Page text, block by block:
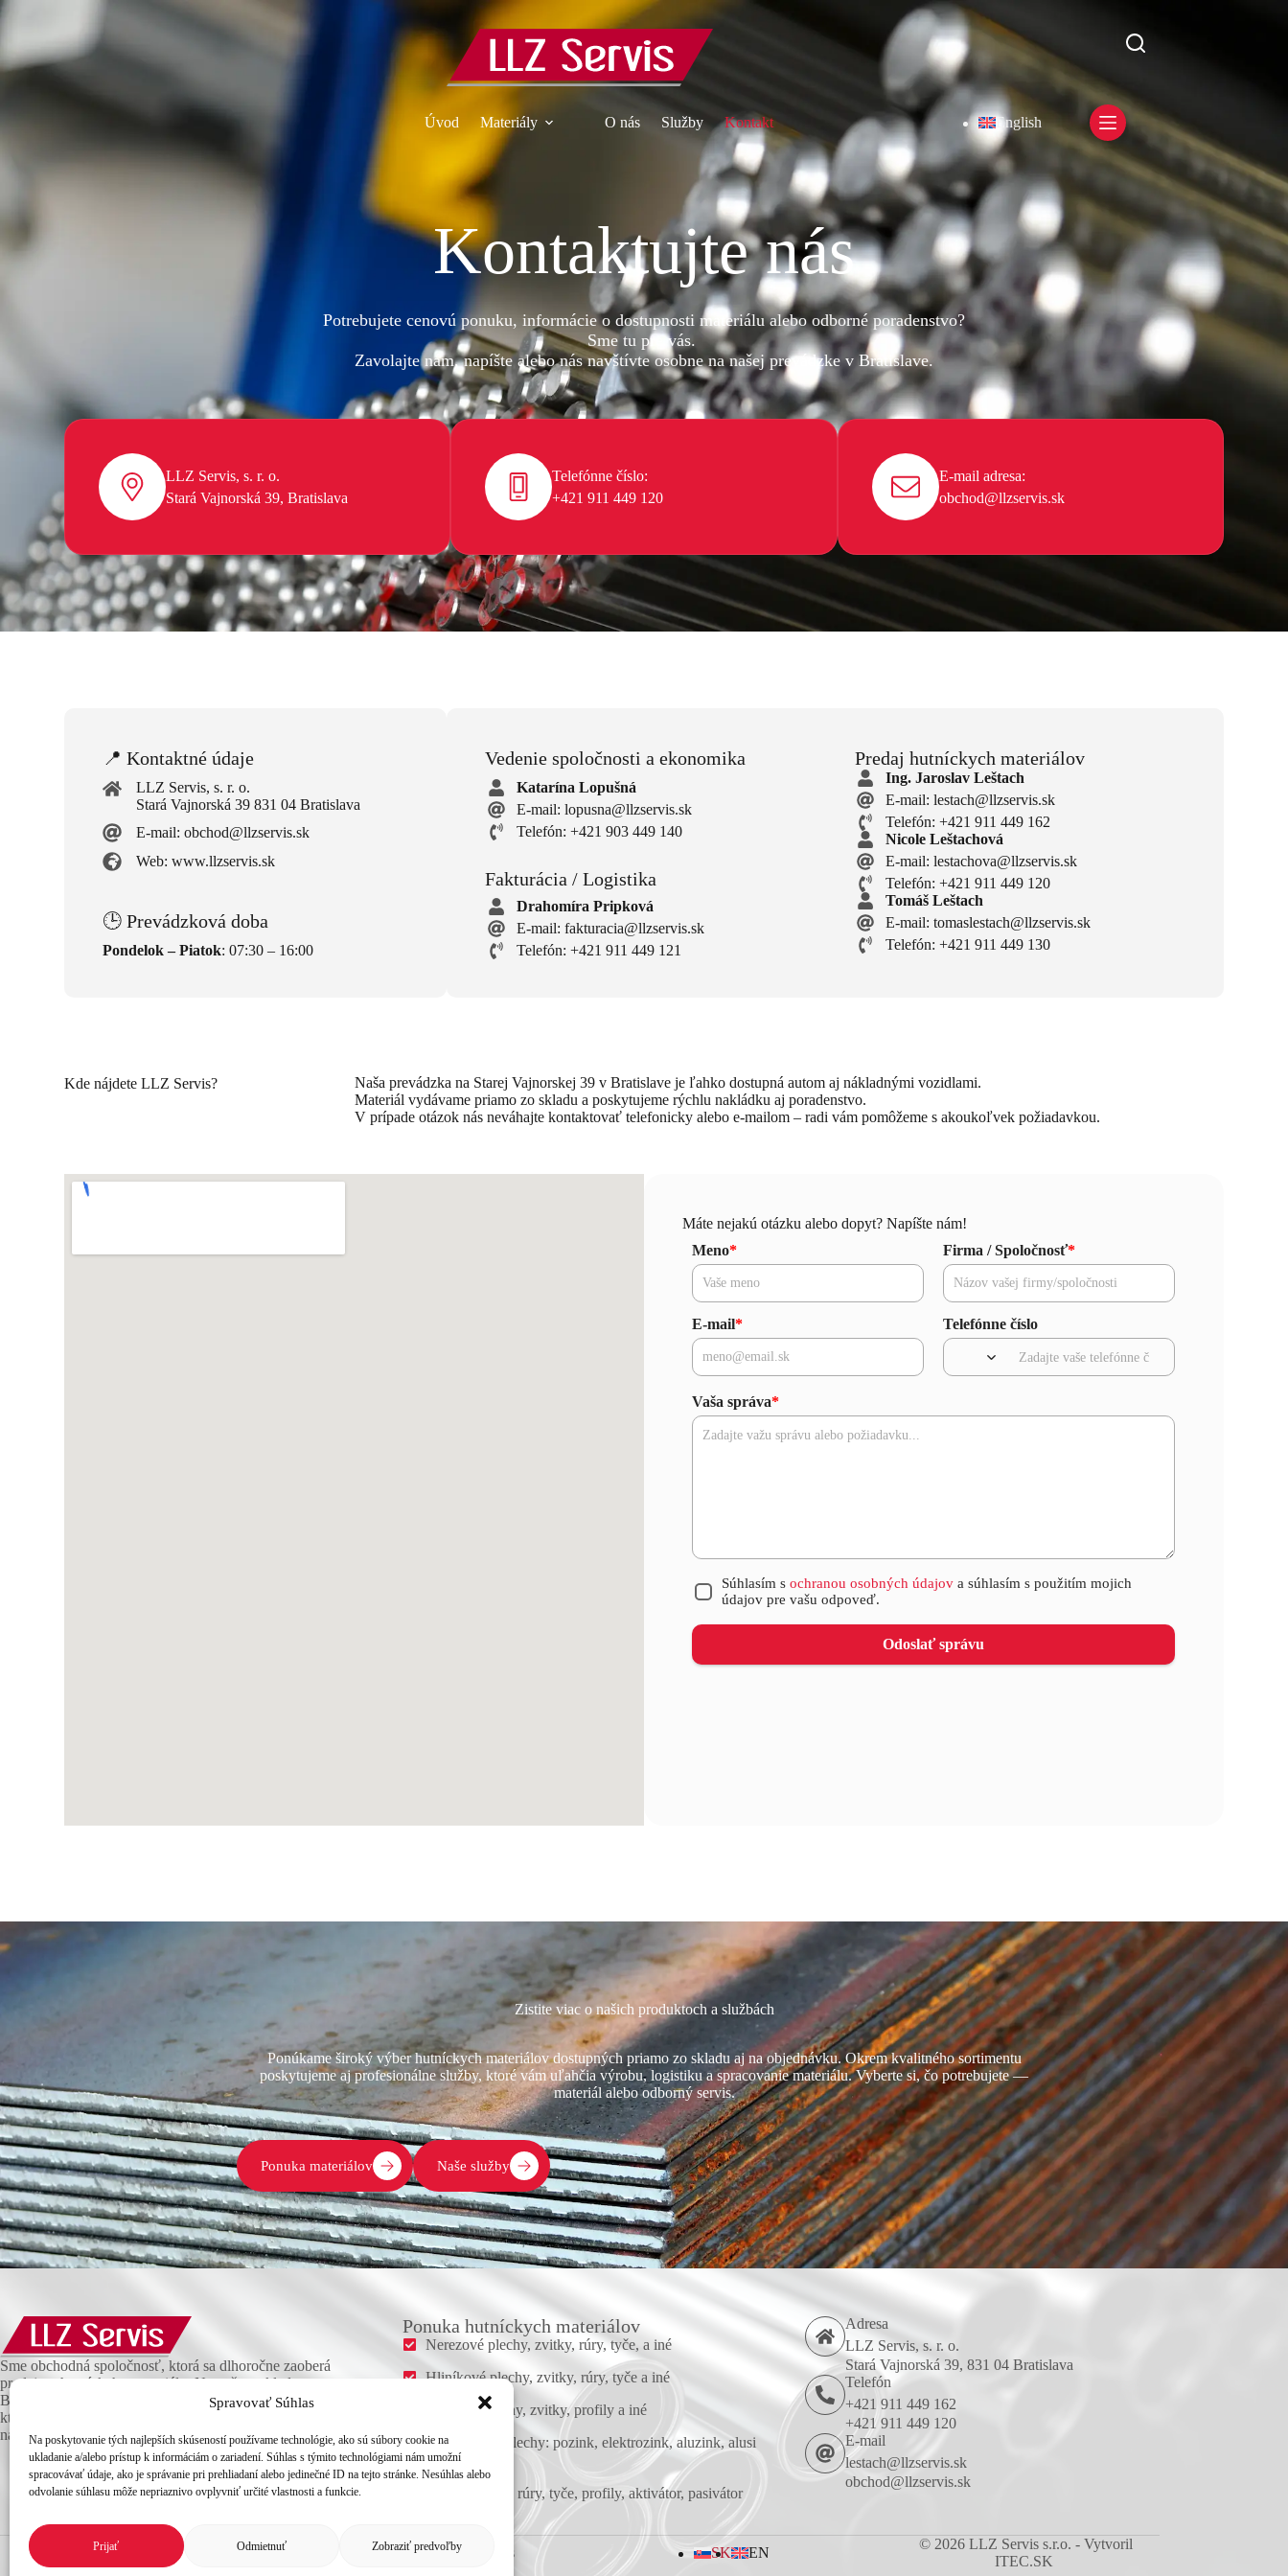
Spravovať Súhlas
Na poskytovanie tých najlepších skúseností používame technológie, ako sú súbory cookie na
ukladanie a/alebo prístup k informáciám o zariadení. Súhlas s týmito technológiami nám umožní
spracovávať údaje, ako je správanie pri prehliadaní alebo jedinečné ID na tejto stránke. Nesúhlas alebo
odvolanie súhlasu môže nepriaznivo ovplyvniť určité vlastnosti a funkcie.
Prijať Odmietnuť Zobraziť predvoľby
Úvod Materiály O nás Služby Kontakt English
Kontaktujte nás
Potrebujete cenovú ponuku, informácie o dostupnosti materiálu alebo odborné poradenstvo?
Sme tu pre vás.
Zavolajte nám, napíšte alebo nás navštívte osobne na našej prevádzke v Bratislave.
LLZ Servis, s. r. o.
Stará Vajnorská 39, Bratislava
Telefónne číslo:
+421 911 449 120
E-mail adresa:
obchod@llzservis.sk
📍 Kontaktné údaje
LLZ Servis, s. r. o.
Stará Vajnorská 39 831 04 Bratislava
E-mail: obchod@llzservis.sk
Web: www.llzservis.sk
🕒 Prevádzková doba
Pondelok – Piatok: 07:30 – 16:00
Vedenie spoločnosti a ekonomika
Katarína Lopušná
E-mail: lopusna@llzservis.sk
Telefón: +421 903 449 140
Fakturácia / Logistika
Drahomíra Pripková
E-mail: fakturacia@llzservis.sk
Telefón: +421 911 449 121
Predaj hutníckych materiálov
Ing. Jaroslav Leštach
E-mail: lestach@llzservis.sk
Telefón: +421 911 449 162
Nicole Leštachová
E-mail: lestachova@llzservis.sk
Telefón: +421 911 449 120
Tomáš Leštach
E-mail: tomaslestach@llzservis.sk
Telefón: +421 911 449 130
Kde nájdete LLZ Servis?
Naša prevádzka na Starej Vajnorskej 39 v Bratislave je ľahko dostupná autom aj nákladnými vozidlami.
Materiál vydávame priamo zo skladu a poskytujeme rýchlu nakládku aj poradenstvo.
V prípade otázok nás neváhajte kontaktovať telefonicky alebo e-mailom – radi vám pomôžeme s akoukoľvek požiadavkou.
Máte nejakú otázku alebo dopyt? Napíšte nám!
Meno* Firma / Spoločnosť*
E-mail* Telefónne číslo
Vaša správa*
Súhlasím s ochranou osobných údajov a súhlasím s použitím mojich
údajov pre vašu odpoveď.
Odoslať správu
Zistite viac o našich produktoch a službách
Ponúkame široký výber hutníckych materiálov dostupných priamo zo skladu aj na objednávku. Okrem kvalitného sortimentu
poskytujeme aj profesionálne služby, ktoré vám uľahčia výrobu, logistiku a spracovanie materiálu. Vyberte si, čo potrebujete —
materiál alebo odborný servis.
Ponuka materiálov Naše služby
Sme obchodná spoločnosť, ktorá sa dlhoročne zaoberá
predajom hutníckeho materiálu. Na našom sklade v
Bratislave nájdete široký sortiment kvalitných materiálov,
ktoré vám doručíme v krátkom čase, nech ste kdekoľvek
na Slovensku.
Ponuka hutníckych materiálov
Nerezové plechy, zvitky, rúry, tyče, a iné
Hliníkové plechy, zvitky, rúry, tyče a iné
Oceľové plechy, zvitky, profily a iné
Pokovované plechy: pozink, elektrozink, aluzink, alusi
a iné
Corten plechy, rúry, tyče, profily, aktivátor, pasivátor
Adresa
LLZ Servis, s. r. o.
Stará Vajnorská 39, 831 04 Bratislava
Telefón
+421 911 449 162
+421 911 449 120
E-mail
lestach@llzservis.sk
obchod@llzservis.sk
Ochrana osobných údajov Všeobecné obchodné podmienky Cookies SK EN
© 2026 LLZ Servis s.r.o. - Vytvoril
ITEC.SK